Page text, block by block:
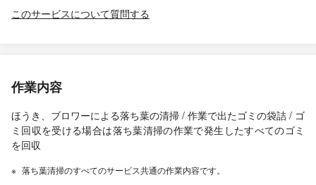
このサービスについて質問する
作業内容
ほうき、ブロワーによる落ち葉の清掃 / 作業で出たゴミの袋詰 / ゴ
ミ回収を受ける場合は落ち葉清掃の作業で発生したすべてのゴミ
を回収
落ち葉清掃のすべてのサービス共通の作業内容です。